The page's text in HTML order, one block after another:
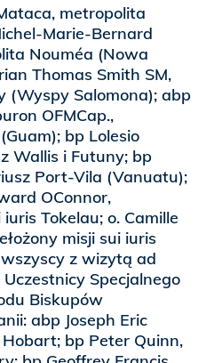
metropolita
Marie-Bernard
Nouméa (Nowa
Thomas Smith SM,
(Wyspy Salomona); abp
OFMCap.,
bp Lolesio
Wallis i Futuny; bp
Port-Vila (Vanuatu);
OConnor,
Tokelau; o. Camille
misji sui iuris
z wizytą ad
Specjalnego
Biskupów
abp Joseph Eric
Hobart; bp Peter Quinn,